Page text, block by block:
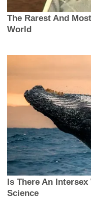
The Rarest And
World
Is There An
Science